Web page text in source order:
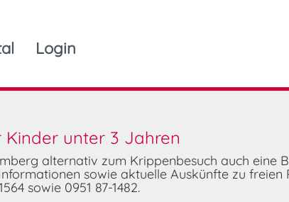
Login
unter 3 Jahren
alternativ zum Krippenbesuch auch eine
sowie aktuelle Auskünfte zu freien
sowie 0951 87-1482.